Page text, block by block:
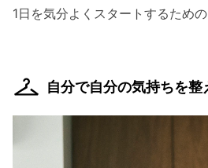
1日を気分よくスタートするため
自分で自分の気持ちを整